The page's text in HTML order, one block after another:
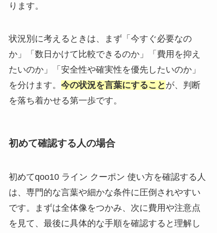
ります。
状況別に考えるときは、まず「今すぐ必要なの
か」「数日かけて比較できるのか」「費用を抑え
たいのか」「安全性や確実性を優先したいのか」
を分けます。 今の状況を言葉にすること が、判断
を落ち着かせる第一歩です。
初めて確認する人の場合
初めてqoo10 ライン クーポン 使い方を確認する人
は、専門的な言葉や細かな条件に圧倒されやすい
です。まずは全体像をつかみ、次に費用や注意点
を見て、最後に具体的な手順を確認すると理解し